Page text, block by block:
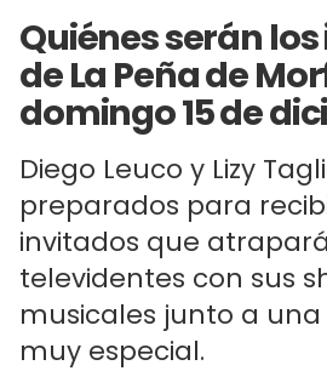
Quiénes serán
de La Peña de
domingo 15 de
Diego Leuco y Lizy
preparados para
invitados que
televidentes con sus
musicales junto a
muy especial.